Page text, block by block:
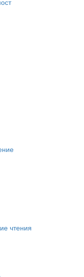
чтения